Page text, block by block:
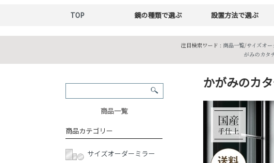
TOP 鏡の種類で選ぶ 設置方法で選ぶ
注目検索ワード : 商品一覧/サイズオ
がみのカタ
かがみのカ
商品一覧
商品カテゴリー
サイズオーダーミラー